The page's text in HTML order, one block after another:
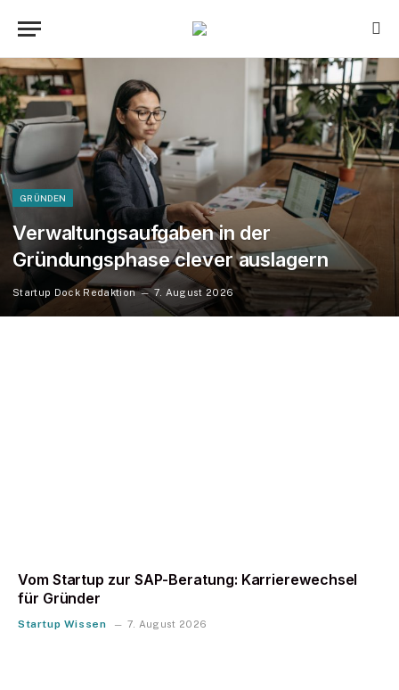
GRÜNDEN
Verwaltungsaufgaben in der
Gründungsphase clever auslagern
Startup Dock Redaktion 7. August 2026
Vom Startup zur SAP-Beratung: Karrierewechsel
für Gründer
Startup Wissen 7. August 2026